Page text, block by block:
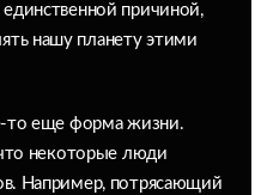
причиной,
нашу планету этими
то еще форма жизни.
некоторые люди
Например, потрясающий